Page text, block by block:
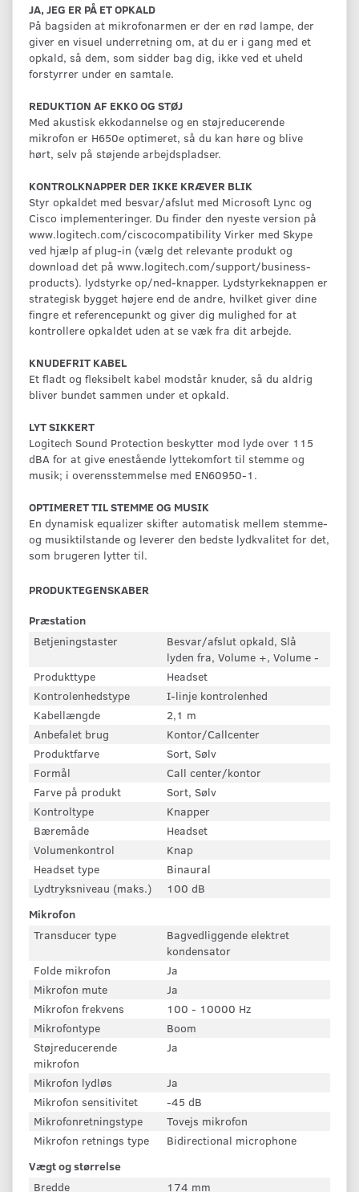
JA, JEG ER PÅ ET OPKALD
På bagsiden at mikrofonarmen er der en rød lampe, der
giver en visuel underretning om, at du er i gang med et
opkald, så dem, som sidder bag dig, ikke ved et uheld
forstyrrer under en samtale.
REDUKTION AF EKKO OG STØJ
Med akustisk ekkodannelse og en støjreducerende
mikrofon er H650e optimeret, så du kan høre og blive
hørt, selv på støjende arbejdspladser.
KONTROLKNAPPER DER IKKE KRÆVER BLIK
Styr opkaldet med besvar/afslut med Microsoft Lync og
Cisco implementeringer. Du finder den nyeste version på
www.logitech.com/ciscocompatibility Virker med Skype
ved hjælp af plug-in (vælg det relevante produkt og
download det på www.logitech.com/support/business-
products). lydstyrke op/ned-knapper. Lydstyrkeknappen er
strategisk bygget højere end de andre, hvilket giver dine
fingre et referencepunkt og giver dig mulighed for at
kontrollere opkaldet uden at se væk fra dit arbejde.
KNUDEFRIT KABEL
Et fladt og fleksibelt kabel modstår knuder, så du aldrig
bliver bundet sammen under et opkald.
LYT SIKKERT
Logitech Sound Protection beskytter mod lyde over 115
dBA for at give enestående lyttekomfort til stemme og
musik; i overensstemmelse med EN60950-1.
OPTIMERET TIL STEMME OG MUSIK
En dynamisk equalizer skifter automatisk mellem stemme-
og musiktilstande og leverer den bedste lydkvalitet for det,
som brugeren lytter til.
PRODUKTEGENSKABER
Præstation
Betjeningstaster
Besvar/afslut opkald, Slå
lyden fra, Volume +, Volume -
Produkttype
Headset
Kontrolenhedstype
I-linje kontrolenhed
Kabellængde
2,1 m
Anbefalet brug
Kontor/Callcenter
Produktfarve
Sort, Sølv
Formål
Call center/kontor
Farve på produkt
Sort, Sølv
Kontroltype
Knapper
Bæremåde
Headset
Volumenkontrol
Knap
Headset type
Binaural
Lydtryksniveau (maks.)
100 dB
Mikrofon
Transducer type
Bagvedliggende elektret
kondensator
Folde mikrofon
Ja
Mikrofon mute
Ja
Mikrofon frekvens
100 - 10000 Hz
Mikrofontype
Boom
Støjreducerende
mikrofon
Ja
Mikrofon lydløs
Ja
Mikrofon sensitivitet
-45 dB
Mikrofonretningstype
Tovejs mikrofon
Mikrofon retnings type
Bidirectional microphone
Vægt og størrelse
Bredde
174 mm